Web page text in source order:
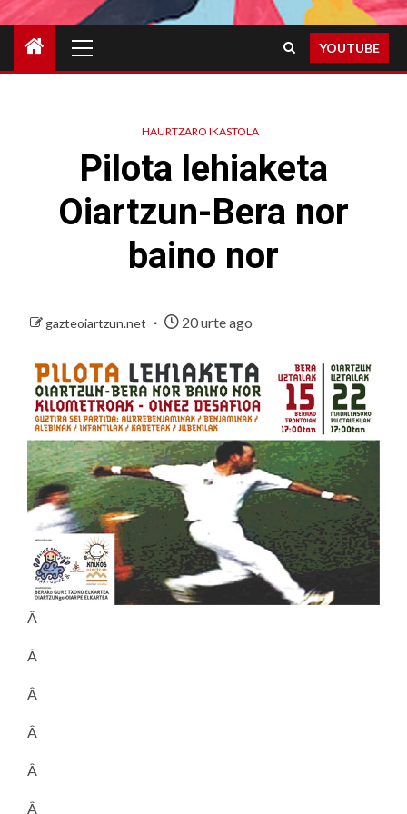
Menu
YOUTUBE
HAURTZARO IKASTOLA
Pilota lehiaketa
Oiartzun-Bera nor
baino nor
gazteoiartzun.net 20 urte ago
Â
Â
Â
Â
Â
Â